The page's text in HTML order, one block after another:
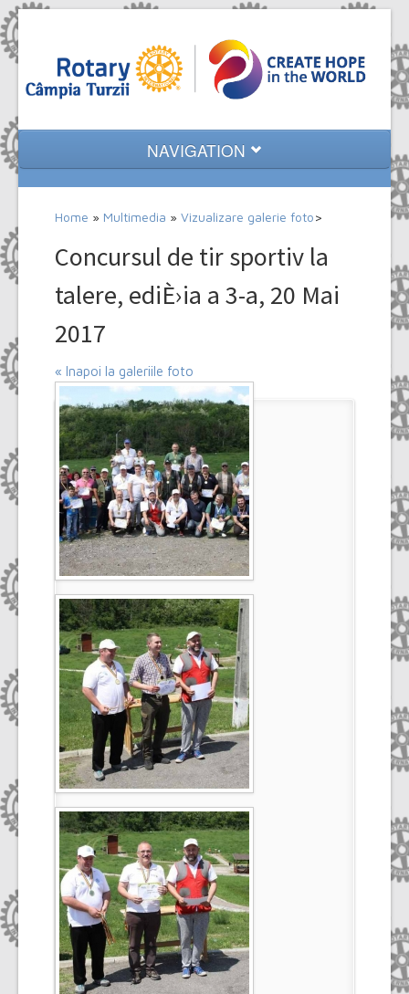
NAVIGATION
Home
Despre noi
Evenimente
Proiecte
Multimedia
Contact
Select Language▼
Home » Multimedia » Vizualizare galerie foto>
Concursul de tir sportiv la
talere, ediÈ›ia a 3-a, 20 Mai
2017
« Inapoi la galeriile foto